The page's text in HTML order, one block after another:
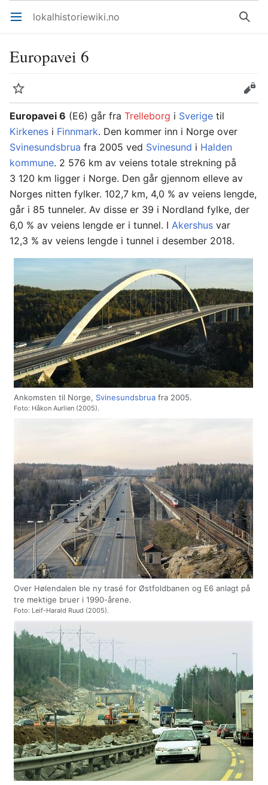
Åpne hovedmenyen lokalhistoriewiki.no Søk
Europavei 6
Overvåk
Rediger
Europavei 6 (E6) går fra Trelleborg i Sverige til
Kirkenes i Finnmark. Den kommer inn i Norge over
Svinesundsbrua fra 2005 ved Svinesund i Halden
kommune. 2 576 km av veiens totale strekning på
3 120 km ligger i Norge. Den går gjennom elleve av
Norges nitten fylker. 102,7 km, 4,0 % av veiens lengde,
går i 85 tunneler. Av disse er 39 i Nordland fylke, der
6,0 % av veiens lengde er i tunnel. I Akershus var
12,3 % av veiens lengde i tunnel i desember 2018.
Ankomsten til Norge, Svinesundsbrua fra 2005.
Foto: Håkon Aurlien (2005).
Over Hølendalen ble ny trasé for Østfoldbanen og E6 anlagt på
tre mektige bruer i 1990-årene.
Foto: Leif-Harald Ruud (2005).